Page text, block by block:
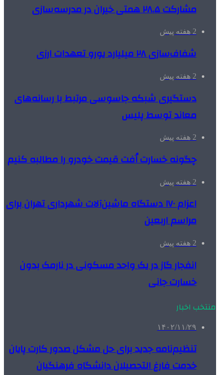
مشارکت ۲۸.۵ همتی خیران در مدرسه‌سازی
2 هفته پیش
شفاف‌سازی ۲۸ میلیارد یورو تعهدات ارزی
2 هفته پیش
دستگیری شبکه جاسوسی مرتبط با رسانه‌های
معاند توسط پلیس
2 هفته پیش
چگونه خسارت اُفت قیمت خودرو را مطالبه کنیم
2 هفته پیش
اعزام ۱۷۰ دستگاه ماشین‌آلات شهرداری تهران برای
مراسم اربعین
2 هفته پیش
انفجار گاز در یک واحد مسکونی در نارمک بدون
خسارت جانی
منتخب اخبار
۱۴۰۲/۱۱/۲۹
تنظیم‌نامه جدید برای حل مشکل صدور کارت پایان
خدمت فارغ التحصیلان دانشگاه فرهنگیان